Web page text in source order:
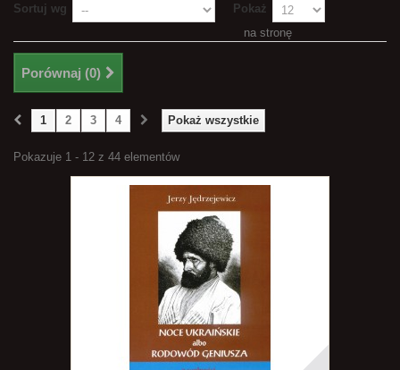
Sortuj wg
Pokaż
na stronę
Porównaj (0)
Pokaż wszystkie
1 2 3 4
Pokazuje 1 - 12 z 44 elementów